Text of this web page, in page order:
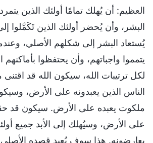
العظيم: أن يُهلك تمامًا أولئك الذين
البشر، وأن يُحضر أولئك الذين تَكَمَّلوا
يُستعاد البشر إلى شكلهم الأصلي،
يتمموا واجباتهم، وأن يحتفظوا
لكل ترتيبات الله، سيكون الله قد
الناس الذين يعبدونه على الأرض،
ملكوت يعبده على الأرض. سيكون قد حقق
على الأرض، وسيُهلك إلى الأبد جميع
يعارضونه. هذا سوف يُعيد قصده